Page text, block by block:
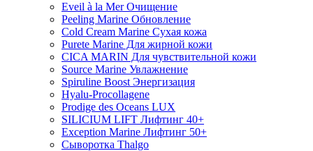
Eveil à la Mer Очищение
Peeling Marine Обновление
Cold Cream Marine Сухая кожа
Purete Marine Для жирной кожи
СICA MARIN Для чувствительной кожи
Source Marine Увлажнение
Spiruline Boost Энергизация
Hyalu-Procollagene
Prodige des Oceans LUX
SILICIUM LIFT Лифтинг 40+
Exception Marine Лифтинг 50+
Cыворотка Thalgo